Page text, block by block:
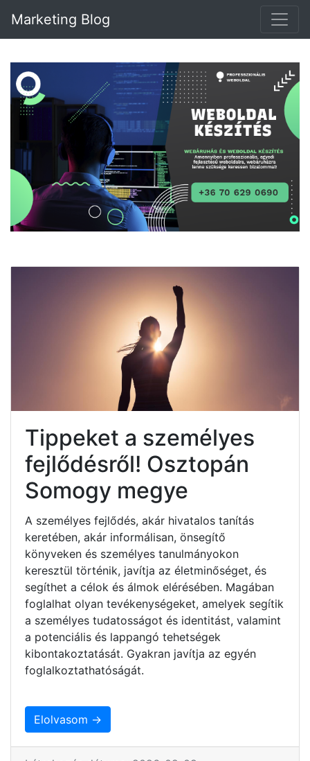
Marketing Blog
Tippeket a személyes
fejlődésről! Osztopán
Somogy megye
A személyes fejlődés, akár hivatalos tanítás
keretében, akár informálisan, önsegítő
könyveken és személyes tanulmányokon
keresztül történik, javítja az életminőséget, és
segíthet a célok és álmok elérésében. Magában
foglalhat olyan tevékenységeket, amelyek segítik
a személyes tudatosságot és identitást, valamint
a potenciális és lappangó tehetségek
kibontakoztatását. Gyakran javítja az egyén
foglalkoztathatóságát.
Elolvasom →